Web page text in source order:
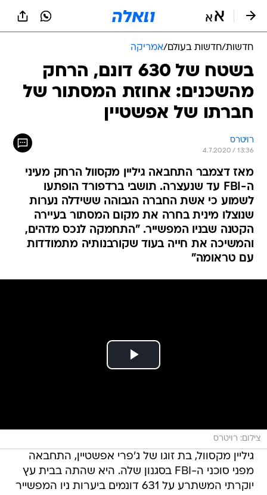
חדשות/חדשות בעולם/אמריקה
בשטח של 630 דונם, הרחק
מהשכנים: אחוזת המסתור של
חברתו של אפשטיין
רויטרס
4.7.2020 / 13:36
מאז דצמבר התחבאה גיליין מקסוול הרחק מעיני
ה-FBI עד שנעצרה. תושבי ברדפורד הופתעו
לשמוע כי אשת החברה הגבוהה ששידלה נערות
שנוצלו מינית בחרה את מקום המסתור בעיירה
הקטנה שבניו המפשייר. "התחמקה לנכס מדהים,
והמשיכה את חייה בעוד שקורבנותיה מתמודדות
עם טראומה"
צילום: רויטרס
גיליין מקסוול, בת זוגו של ג'פרי אפשטיין, התחבאה
מפני סוכני ה-FBI בסגנון שלה. היא שהתה בבית עץ
יוקרתי המשתרע על 631 דונמים ביערות ניו המפשייר